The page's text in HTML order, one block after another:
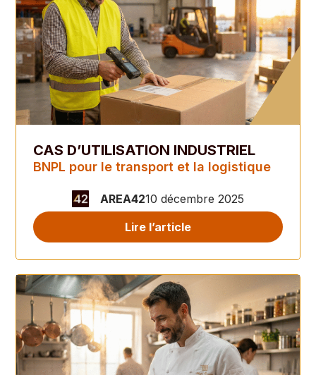
CAS D’UTILISATION INDUSTRIEL
BNPL pour le transport et la logistique
AREA4210 décembre 2025
Lire l’article